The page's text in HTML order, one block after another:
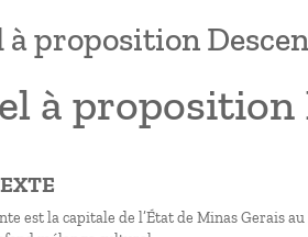
à proposition
à proposition
est la capitale de l’État de Minas Gerais